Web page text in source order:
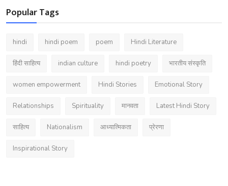
Popular Tags
hindi hindi poem poem Hindi Literature
हिंदी साहित्य indian culture hindi poetry भारतीय संस्कृति
women empowerment Hindi Stories Emotional Story
Relationships Spirituality मानवता Latest Hindi Story
साहित्य Nationalism आध्यात्मिकता प्रेरणा
Inspirational Story